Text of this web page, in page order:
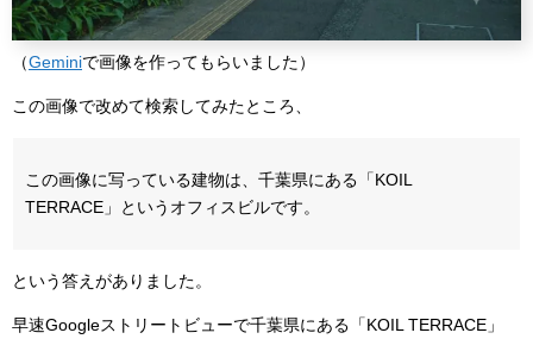
（Geminiで画像を作ってもらいました）
この画像で改めて検索してみたところ、
この画像に写っている建物は、千葉県にある「KOIL
TERRACE」というオフィスビルです。
という答えがありました。
早速Googleストリートビューで千葉県にある「KOIL TERRACE」